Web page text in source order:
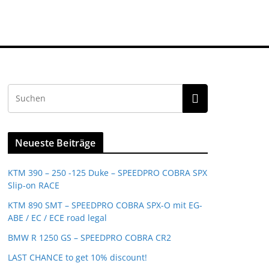
Neueste Beiträge
KTM 390 – 250 -125 Duke – SPEEDPRO COBRA SPX
Slip-on RACE
KTM 890 SMT – SPEEDPRO COBRA SPX-O mit EG-
ABE / EC / ECE road legal
BMW R 1250 GS – SPEEDPRO COBRA CR2
LAST CHANCE to get 10% discount!